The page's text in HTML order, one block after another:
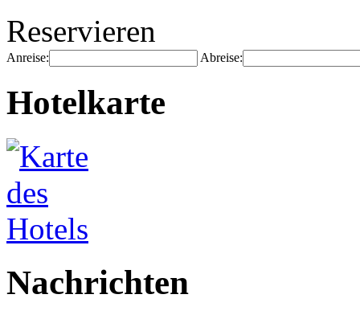
Reservieren
Anreise: Abreise:
Hotelkarte
Nachrichten